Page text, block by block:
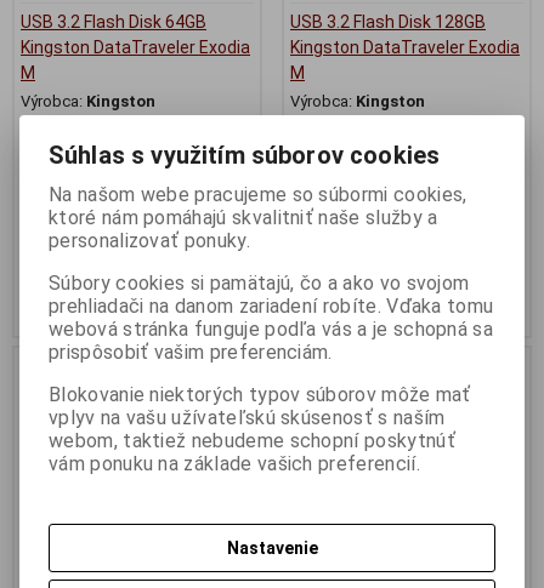
USB 3.2 Flash Disk 64GB
Kingston DataTraveler Exodia
M
Výrobca: Kingston
Katalógové číslo:RAM710
EAN:740617326260
Part No.: DTXM/64GB
Kapacita (v GB):64; Verzia
USB:3.2
6,52 €
Kúpiť
USB 3.2 Flash Disk 128GB
Kingston DataTraveler Exodia
M
Výrobca: Kingston
Katalógové číslo:RAM714
740617326376
Part No.:DTXM/128GB
Kapacita (v GB):128; Verzia
USB:3.2
Kúpiť
Dopredaj
Akcia
Dopredaj
Náš TIP
Súhlas s využitím súborov cookies
Na našom webe pracujeme so súbormi cookies,
ktoré nám pomáhajú skvalitniť naše služby a
personalizovať ponuky.
Súbory cookies si pamätajú, čo a ako vo svojom
prehliadači na danom zariadení robíte. Vďaka tomu
webová stránka funguje podľa vás a je schopná sa
prispôsobiť vašim preferenciám.
Blokovanie niektorých typov súborov môže mať
vplyv na vašu užívateľskú skúsenosť s naším
webom, taktiež nebudeme schopní poskytnúť
vám ponuku na základe vašich preferencií.
Nastavenie